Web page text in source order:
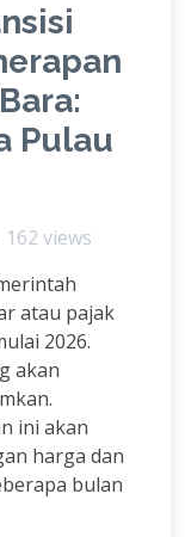
Pulau
162 views
atau pajak
2026.
akan
ini akan
harga dan
bulan